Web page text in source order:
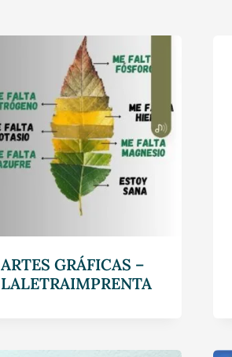
ARTES GRÁFICAS –
LALETRAIMPRENTA